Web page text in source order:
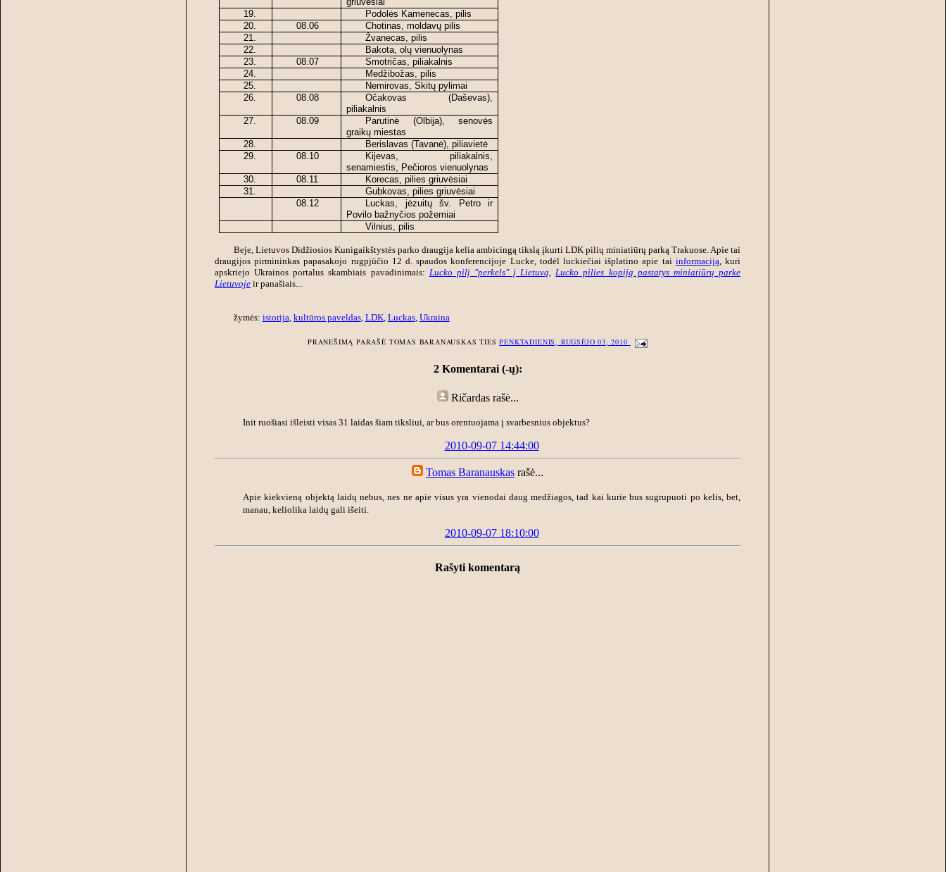
19.
Podolės Kamenecas, pilis
20.
08.06
Chotinas, moldavų pilis
21.
Žvanecas, pilis
22.
Bakota, olų vienuolynas
23.
08.07
Smotričas, piliakalnis
24.
Medžibožas, pilis
25.
Nemirovas, Skitų pylimai
26.
08.08
Očakovas (Daševas),
piliakalnis
27.
08.09
Parutinė (Olbija), senovės
graikų miestas
28.
Berislavas (Tavanė), piliavietė
29.
08.10
Kijevas, piliakalnis,
senamiestis, Pečioros vienuolynas
30.
08.11
Korecas, pilies griuvėsiai
31.
Gubkovas, pilies griuvėsiai
08.12
Luckas, jėzuitų šv. Petro ir
Povilo bažnyčios požemiai
Vilnius, pilis
Beje, Lietuvos Didžiosios Kunigaikštystės parko draugija kelia ambicingą tikslą įkurti LDK pilių miniatiūrų parką Trakuose. Apie tai
draugijos pirmininkas papasakojo rugpjūčio 12 d. spaudos konferencijoje Lucke, todėl luckiečiai išplatino apie tai informaciją , kuri
apskriejo Ukrainos portalus skambiais pavadinimais: Lucko pilį "perkels" į Lietuvą
Lucko pilies kopiją pastatys miniatiūrų parke
Lietuvoje ir panašiais...
žymės: istorija, kultūros paveldas, LDK, Luckas, Ukraina
PRANEŠIMĄ PARAŠĖ TOMAS BARANAUSKAS TIESPENKTADIENIS, RUGSĖJO 03, 2010
2 Komentarai (-ų):
Ričardasrašė...
Init ruošiasi išleisti visas 31 laidas šiam tiksliui, ar bus orentuojama į svarbesnius objektus?
2010-09-07 14:44:00
Tomas Baranauskas rašė...
Apie kiekvieną objektą laidų nebus, nes ne apie visus yra vienodai daug medžiagos, tad kai kurie bus sugrupuoti po kelis, bet,
manau, keliolika laidų gali išeiti.
2010-09-07 18:10:00
Rašyti komentarą